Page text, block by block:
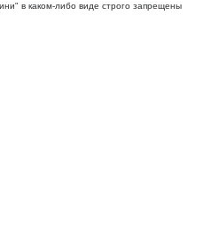
в каком-либо виде строго запрещены